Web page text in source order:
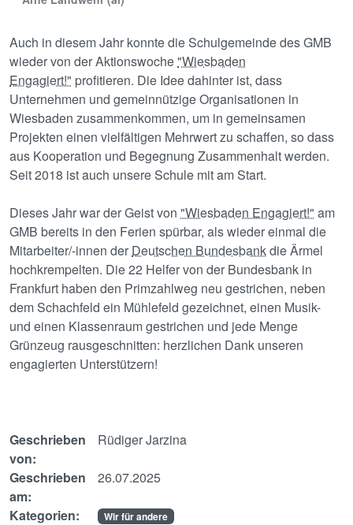
Auch in diesem Jahr konnte die Schulgemeinde des GMB
wieder von der Aktionswoche"Wiesbaden
Engagiert!" profitieren. Die Idee dahinter ist, dass
Unternehmen und gemeinnützige Organisationen in
Wiesbaden zusammenkommen, um in gemeinsamen
Projekten einen vielfältigen Mehrwert zu schaffen, so dass
aus Kooperation und Begegnung Zusammenhalt werden.
Seit 2018 ist auch unsere Schule mit am Start.
Dieses Jahr war der Geist von "Wiesbaden Engagiert!" am
GMB bereits in den Ferien spürbar, als wieder einmal die
Mitarbeiter/-innen der Deutschen Bundesbankdie Ärmel
hochkrempelten. Die 22 Helfer von der Bundesbank in
Frankfurt haben den Primzahlweg neu gestrichen, neben
dem Schachfeld ein Mühlefeld gezeichnet, einen Musik-
und einen Klassenraum gestrichen und jede Menge
Grünzeug rausgeschnitten: herzlichen Dank unseren
engagierten Unterstützern!
Geschrieben
von:
Rüdiger Jarzina
Geschrieben
am:
26.07.2025
Kategorien: Wir für andere